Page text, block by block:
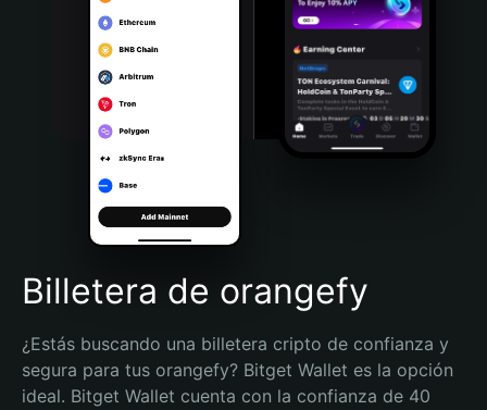
Português (Portugal)
Bahasa Indonesia
Português (Brasil)
Español (Argentina)
Billetera de orangefy
¿Estás buscando una billetera cripto de confianza y
segura para tus orangefy? Bitget Wallet es la opción
ideal. Bitget Wallet cuenta con la confianza de 40